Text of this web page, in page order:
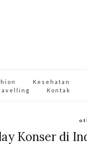
Kesehatan
Kontak
Konser di